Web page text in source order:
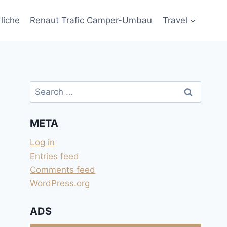
Renaut Trafic Camper-Umbau Travel
Search
for:
META
Log in
Entries feed
Comments feed
WordPress.org
ADS